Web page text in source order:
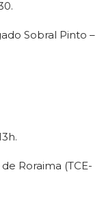
Sobral Pinto –
Roraima (TCE-